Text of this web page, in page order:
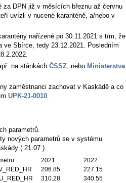
za DPN již v měsících březnu až červnu
uvízli v nucené karanténě, a/nebo v
nařízené po 30.11.2021 s tím, že
ve Sbírce, tedy 23.12.2021. Posledním
na stánkách ČSSZ, nebo Ministerstva
zaměstnanci zachovat v Kaskádě a co
UPK-21-0010.
parametrů.
nových parametrů se v systému
( 21.07 ).
2021
2022
206.85
227.15
310.28
340.55